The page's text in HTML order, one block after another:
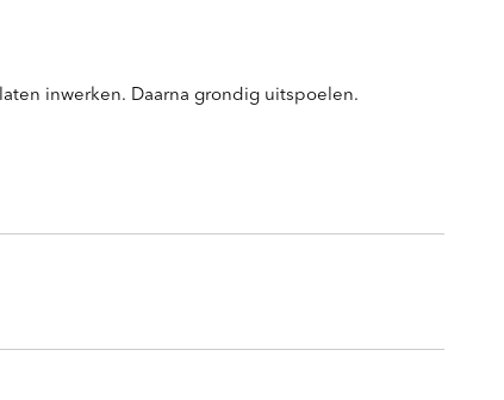
inwerken. Daarna grondig uitspoelen.